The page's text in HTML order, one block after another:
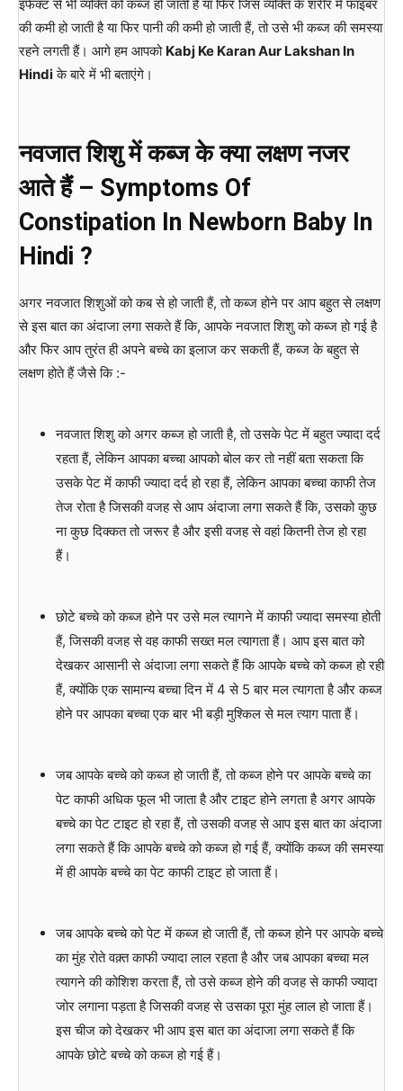
इफेक्ट से भी व्यक्ति को कब्ज हो जाती है या फिर जिस व्यक्ति के शरीर में फाइबर
की कमी हो जाती है या फिर पानी की कमी हो जाती हैं, तो उसे भी कब्ज की समस्या
रहने लगती हैं। आगे हम आपको Kabj Ke Karan Aur Lakshan In
Hindiके बारे में भी बताएंगे।
नवजात शिशु में कब्ज के क्या लक्षण नजर
आते हैं – Symptoms Of
Constipation In Newborn Baby In
Hindi ?
अगर नवजात शिशुओं को कब से हो जाती हैं, तो कब्ज होने पर आप बहुत से लक्षण
से इस बात का अंदाजा लगा सकते हैं कि, आपके नवजात शिशु को कब्ज हो गई है
और फिर आप तुरंत ही अपने बच्चे का इलाज कर सकती हैं, कब्ज के बहुत से
लक्षण होते हैं जैसे कि :-
नवजात शिशु को अगर कब्ज हो जाती है, तो उसके पेट में बहुत ज्यादा दर्द
रहता हैं, लेकिन आपका बच्चा आपको बोल कर तो नहीं बता सकता कि
उसके पेट में काफी ज्यादा दर्द हो रहा हैं, लेकिन आपका बच्चा काफी तेज
तेज रोता है जिसकी वजह से आप अंदाजा लगा सकते हैं कि, उसको कुछ
ना कुछ दिक्कत तो जरूर है और इसी वजह से वहां कितनी तेज हो रहा
हैं।
छोटे बच्चे को कब्ज होने पर उसे मल त्यागने में काफी ज्यादा समस्या होती
हैं, जिसकी वजह से वह काफी सख्त मल त्यागता हैं। आप इस बात को
देखकर आसानी से अंदाजा लगा सकते हैं कि आपके बच्चे को कब्ज हो रही
हैं, क्योंकि एक सामान्य बच्चा दिन में 4 से 5 बार मल त्यागता है और कब्ज
होने पर आपका बच्चा एक बार भी बड़ी मुश्किल से मल त्याग पाता हैं।
जब आपके बच्चे को कब्ज हो जाती हैं, तो कब्ज होने पर आपके बच्चे का
पेट काफी अधिक फूल भी जाता है और टाइट होने लगता है अगर आपके
बच्चे का पेट टाइट हो रहा हैं, तो उसकी वजह से आप इस बात का अंदाजा
लगा सकते हैं कि आपके बच्चे को कब्ज हो गई हैं, क्योंकि कब्ज की समस्या
में ही आपके बच्चे का पेट काफी टाइट हो जाता हैं।
जब आपके बच्चे को पेट में कब्ज हो जाती हैं, तो कब्ज होने पर आपके बच्चे
का मुंह रोते वक़्त काफी ज्यादा लाल रहता है और जब आपका बच्चा मल
त्यागने की कोशिश करता हैं, तो उसे कब्ज होने की वजह से काफी ज्यादा
जोर लगाना पड़ता है जिसकी वजह से उसका पूरा मुंह लाल हो जाता हैं।
इस चीज को देखकर भी आप इस बात का अंदाजा लगा सकते हैं कि
आपके छोटे बच्चे को कब्ज हो गई हैं।